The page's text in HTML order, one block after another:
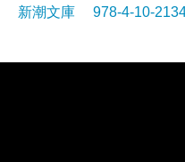
新潮文庫 978-4-10-